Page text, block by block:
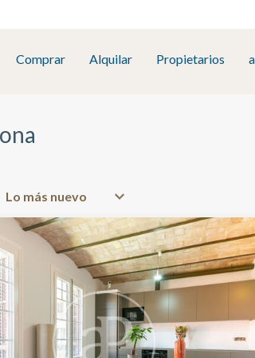
Comprar Alquilar Propietarios